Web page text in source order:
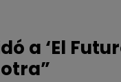
a ‘El